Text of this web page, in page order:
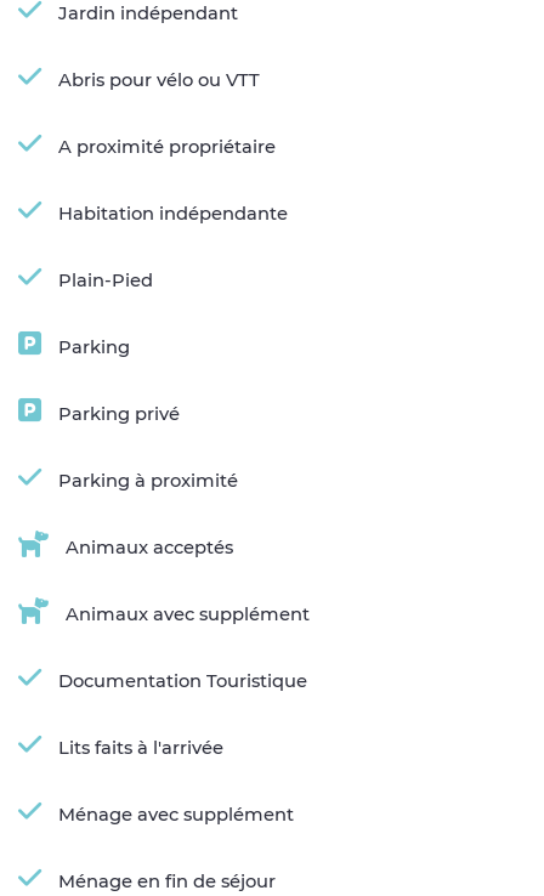
Jardin indépendant
Abris pour vélo ou VTT
A proximité propriétaire
Habitation indépendante
Plain-Pied
Parking
Parking privé
Parking à proximité
Animaux acceptés
Animaux avec supplément
Documentation Touristique
Lits faits à l'arrivée
Ménage avec supplément
Ménage en fin de séjour